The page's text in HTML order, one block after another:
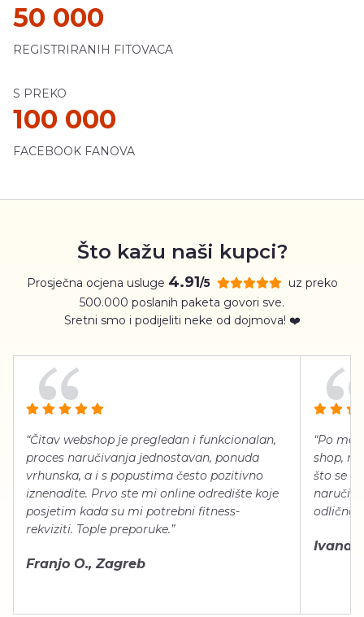
50 000
REGISTRIRANIH FITOVACA
S PREKO
100 000
FACEBOOK FANOVA
Što kažu naši kupci?
Prosječna ocjena usluge 4.91/5
uz preko
500.000 poslanih paketa govori sve.
Sretni smo i podijeliti neke od dojmova! ❤️
“Čitav webshop je pregledan i funkcionalan,
proces naručivanja jednostavan, ponuda
vrhunska, a i s popustima često pozitivno
iznenadite. Prvo ste mi online odredište koje
posjetim kada su mi potrebni fitness-
rekviziti. Tople preporuke.”
Franjo O., Zagreb
“Po
shop,
što se
naručiti,
odlično
Ivana